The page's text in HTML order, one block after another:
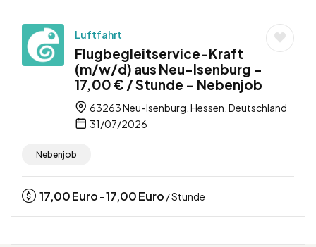
Luftfahrt
Flugbegleitservice-Kraft
(m/w/d) aus Neu-Isenburg –
17,00 € / Stunde – Nebenjob
63263 Neu-Isenburg, Hessen, Deutschland
31/07/2026
Nebenjob
17,00Euro -17,00Euro / Stunde